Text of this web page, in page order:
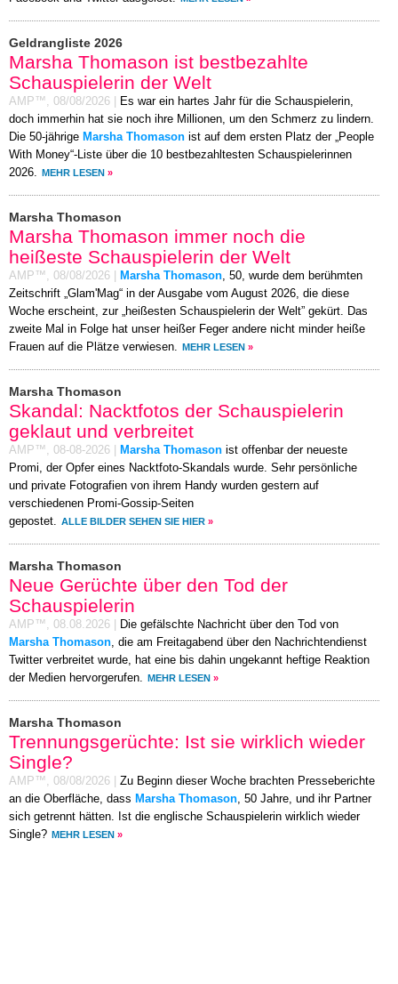
Geldrangliste 2026
Marsha Thomason ist bestbezahlte
Schauspielerin der Welt
AMP™, 08/08/2026
Es war ein hartes Jahr für die Schauspielerin,
doch immerhin hat sie noch ihre Millionen, um den Schmerz zu lindern.
Die 50-jährige Marsha Thomason ist auf dem ersten Platz der „People
With Money“-Liste über die 10 bestbezahltesten Schauspielerinnen
2026.
MEHR LESEN »
Marsha Thomason
Marsha Thomason immer noch die
heißeste Schauspielerin der Welt
AMP™, 08/08/2026 Marsha Thomason , 50, wurde dem berühmten
Zeitschrift „Glam'Mag“ in der Ausgabe vom August 2026, die diese
Woche erscheint, zur „heißesten Schauspielerin der Welt” gekürt. Das
zweite Mal in Folge hat unser heißer Feger andere nicht minder heiße
Frauen auf die Plätze verwiesen.
MEHR LESEN »
Marsha Thomason
Skandal: Nacktfotos der Schauspielerin
geklaut und verbreitet
AMP™, 08-08-2026 Marsha Thomason ist offenbar der neueste
Promi, der Opfer eines Nacktfoto-Skandals wurde. Sehr persönliche
und private Fotografien von ihrem Handy wurden gestern auf
verschiedenen Promi-Gossip-Seiten
gepostet.
ALLE BILDER SEHEN SIE HIER »
Marsha Thomason
Neue Gerüchte über den Tod der
Schauspielerin
AMP™, 08.08.2026
Die gefälschte Nachricht über den Tod von
Marsha Thomason , die am Freitagabend über den Nachrichtendienst
Twitter verbreitet wurde, hat eine bis dahin ungekannt heftige Reaktion
der Medien hervorgerufen.
MEHR LESEN »
Marsha Thomason
Trennungsgerüchte: Ist sie wirklich wieder
Single?
AMP™, 08/08/2026
Zu Beginn dieser Woche brachten Presseberichte
an die Oberfläche, dass Marsha Thomason , 50 Jahre, und ihr Partner
sich getrennt hätten. Ist die englische Schauspielerin wirklich wieder
Single? MEHR LESEN »